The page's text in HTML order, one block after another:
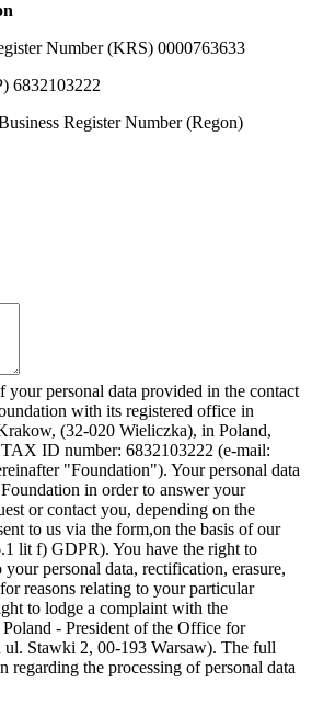
Number (KRS) 0000763633
6832103222
Register Number (Regon)
your personal data provided in the contact
with its registered office in
(32-020 Wieliczka), in Poland,
ID number: 6832103222 (e-mail:
"Foundation"). Your personal data
in order to answer your
or contact you, depending on the
to us via the form,on the basis of our
lit f) GDPR). You have the right to
your personal data, rectification, erasure,
reasons relating to your particular
to lodge a complaint with the
- President of the Office for
ul. Stawki 2, 00-193 Warsaw). The full
regarding the processing of personal data